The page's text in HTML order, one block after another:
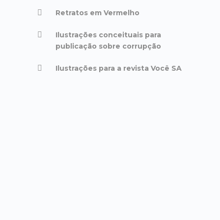
Retratos em Vermelho
Ilustrações conceituais para
publicação sobre corrupção
Ilustrações para a revista Você SA